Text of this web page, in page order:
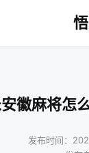
徽麻将怎
发布时间：